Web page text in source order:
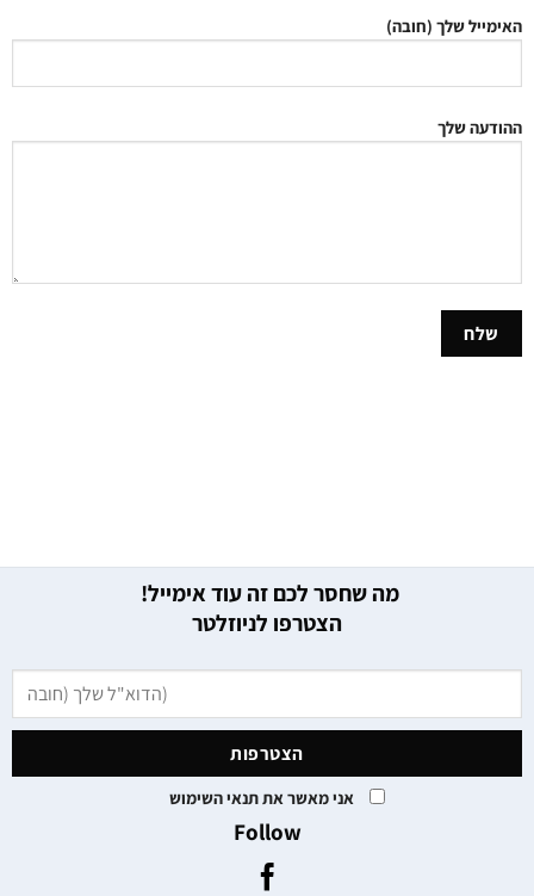
האימייל שלך (חובה)
ההודעה שלך
מה שחסר לכם זה עוד אימייל!
הצטרפו לניוזלטר
אני מאשר את תנאי השימוש
Follow